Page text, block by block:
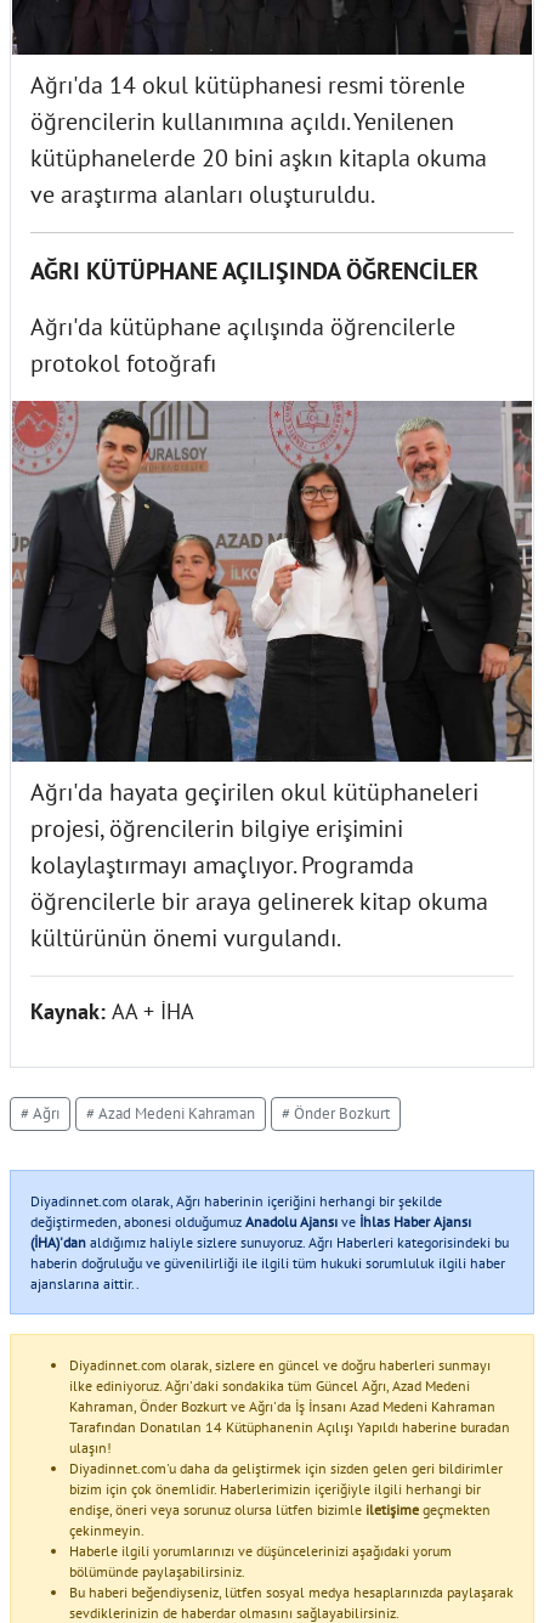
Ağrı'da 14 okul kütüphanesi resmi törenle
öğrencilerin kullanımına açıldı. Yenilenen
kütüphanelerde 20 bini aşkın kitapla okuma
ve araştırma alanları oluşturuldu.
AĞRI KÜTÜPHANE AÇILIŞINDA ÖĞRENCİLER
Ağrı'da kütüphane açılışında öğrencilerle
protokol fotoğrafı
Ağrı'da hayata geçirilen okul kütüphaneleri
projesi, öğrencilerin bilgiye erişimini
kolaylaştırmayı amaçlıyor. Programda
öğrencilerle bir araya gelinerek kitap okuma
kültürünün önemi vurgulandı.
Kaynak: AA + İHA
# Ağrı # Azad Medeni Kahraman # Önder Bozkurt
Diyadinnet.com olarak, Ağrı haberinin içeriğini herhangi bir şekilde
değiştirmeden, abonesi olduğumuz Anadolu Ajansı ve İhlas Haber Ajansı
(İHA)'dan aldığımız haliyle sizlere sunuyoruz. Ağrı Haberleri kategorisindeki bu
haberin doğruluğu ve güvenilirliği ile ilgili tüm hukuki sorumluluk ilgili haber
ajanslarına aittir..
Diyadinnet.com olarak, sizlere en güncel ve doğru haberleri sunmayı
ilke ediniyoruz. Ağrı'daki sondakika tüm Güncel Ağrı, Azad Medeni
Kahraman, Önder Bozkurt ve Ağrı'da İş İnsanı Azad Medeni Kahraman
Tarafından Donatılan 14 Kütüphanenin Açılışı Yapıldı haberine buradan
ulaşın!
Diyadinnet.com'u daha da geliştirmek için sizden gelen geri bildirimler
bizim için çok önemlidir. Haberlerimizin içeriğiyle ilgili herhangi bir
endişe, öneri veya sorunuz olursa lütfen bizimle iletişime geçmekten
çekinmeyin.
Haberle ilgili yorumlarınızı ve düşüncelerinizi aşağıdaki yorum
bölümünde paylaşabilirsiniz.
Bu haberi beğendiyseniz, lütfen sosyal medya hesaplarınızda paylaşarak
sevdiklerinizin de haberdar olmasını sağlayabilirsiniz.